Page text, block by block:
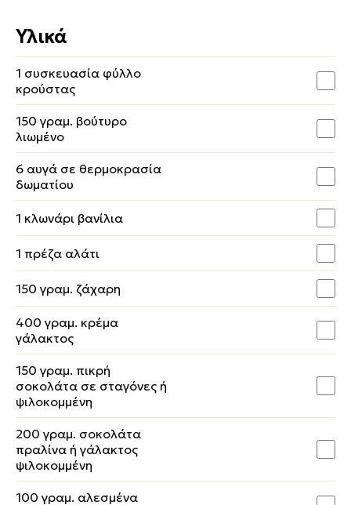
Υλικά
1 συσκευασία φύλλο
κρούστας
150 γραμ. βούτυρο
λιωμένο
6 αυγά σε θερμοκρασία
δωματίου
1 κλωνάρι βανίλια
1 πρέζα αλάτι
150 γραμ. ζάχαρη
400 γραμ. κρέμα
γάλακτος
150 γραμ. πικρή
σοκολάτα σε σταγόνες ή
ψιλοκομμένη
200 γραμ. σοκολάτα
πραλίνα ή γάλακτος
ψιλοκομμένη
100 γραμ. αλεσμένα